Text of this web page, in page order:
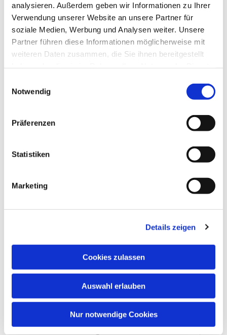
analysieren. Außerdem geben wir Informationen zu Ihrer
Verwendung unserer Website an unsere Partner für
soziale Medien, Werbung und Analysen weiter. Unsere
Partner führen diese Informationen möglicherweise mit
weiteren Daten zusammen, die Sie ihnen bereitgestellt
Notwendig
Präferenzen
Statistiken
Marketing
Details zeigen
Cookies zulassen
Auswahl erlauben
Nur notwendige Cookies
Die Chöre hatten sich zuvor beim von den
Sparkassen in Schleswig-Holstein finanzierten
Projekt „Instrument des Jahres 2025 – Stimme“
beworben, bei dem der Landesmusikrat als
Träger unter allen teilnehmenden Chören jetzt
sechs Workshops mit drei Spitzensängern aus
organisierte. Bei dem seit 2008 stattfindenden
Herbst die Schirmherrin ist, gibt es jedes Jahr
Botschafter – professionelle Musikerinnen und
Musiker oder Musikensembles des Landes – die
an der Basis Musikförderung auf höchstem
Für die beiden Chöre aus der Region geht es
auf die Beine zu stellen, miteinander aufzutreten
und Gottesdienste zu begleiten. Hintergrund ist,
standen. So entstand die Idee, die Kräfte in der
Kirchenregion Wagrien stärker zu bündeln und
Heiligenhafens Kantor Tim Weigardt war bereit,
die Leitung beider Chöre zu übernehmen.
Mit dem Südkoreaner Heejun Kang hatten die